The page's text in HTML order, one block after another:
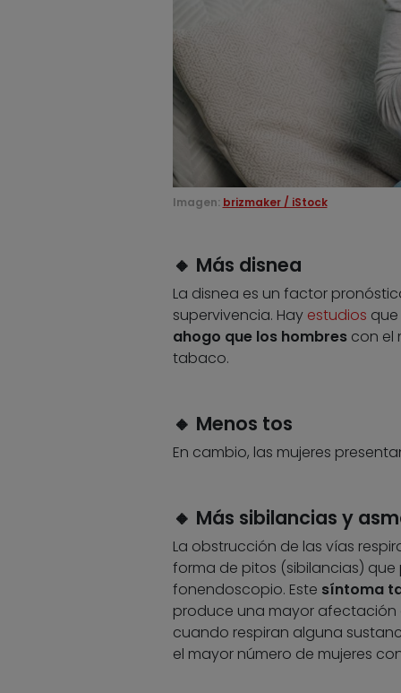
Imagen: brizmaker / iStock
🔸 Más disnea
La disnea es un factor
supervivencia. Hay estudios
ahogo que los hombrescon el
tabaco.
🔸 Menos tos
En cambio, las mujeres
🔸 Más sibilancias y
La obstrucción de las vías
forma de pitos (sibilancias)
fonendoscopio. Este síntoma
produce una mayor
cuando respiran alguna
el mayor número de mujeres